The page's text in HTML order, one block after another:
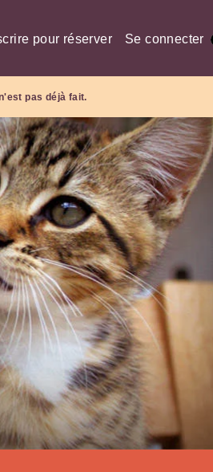
pour réserver Se connecter
pas déjà fait.